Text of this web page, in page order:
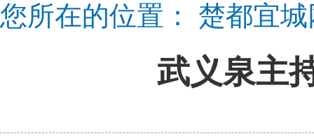
您所在的位置： 楚都宜城
武义泉主